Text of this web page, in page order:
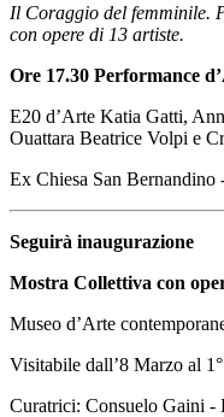
Il Coraggio del femminile.
con opere di 13 artiste.
Ore 17.30 Performance
E20 d’Arte Katia Gatti,
Ouattara Beatrice Volpi e
Ex Chiesa San Bernandino
Seguirà inaugurazione
Mostra Collettiva con
Museo d’Arte
Visitabile dall’8 Marzo al
Curatrici: Consuelo Gaini -